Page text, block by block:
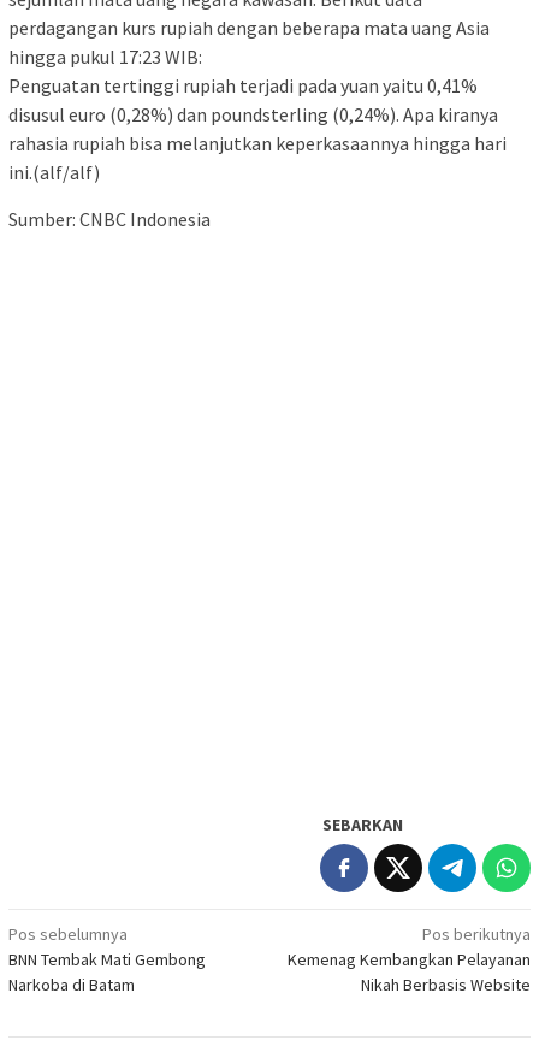
perdagangan kurs rupiah dengan beberapa mata uang Asia
hingga pukul 17:23 WIB:
Penguatan tertinggi rupiah terjadi pada yuan yaitu 0,41%
disusul euro (0,28%) dan poundsterling (0,24%). Apa kiranya
rahasia rupiah bisa melanjutkan keperkasaannya hingga hari
ini.(alf/alf)
Sumber: CNBC Indonesia
SEBARKAN
Navigasi
pos
Pos sebelumnya
BNN Tembak Mati Gembong
Narkoba di Batam
Pos berikutnya
Kemenag Kembangkan Pelayanan
Nikah Berbasis Website